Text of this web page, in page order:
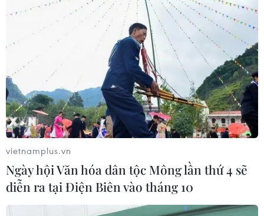
vietnamplus.vn
Ngày hội Văn hóa dân tộc Mông lần thứ 4 sẽ
diễn ra tại Điện Biên vào tháng 10